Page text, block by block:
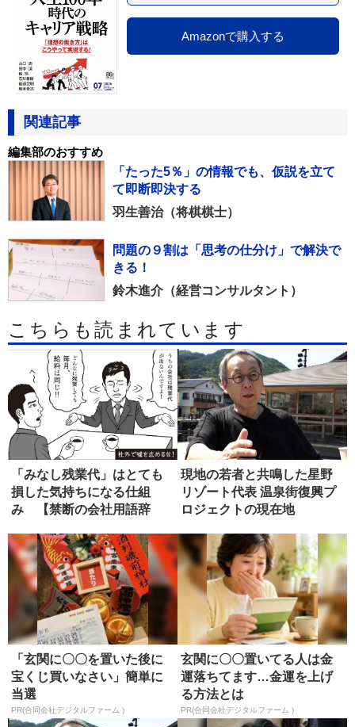
Amazonで購入する
関連記事
編集部のおすすめ
「たった5％」の情報でも、仮説を立て
て即断即決する
羽生善治（将棋棋士）
問題の９割は「思考の仕分け」で解決で
きる！
鈴木進介（経営コンサルタント）
こちらも読まれています
「みなし残業代」はとても
損した気持ちになる仕組
み 【禁断の会社用語辞
現地の若者と共鳴した星野
リゾート代表 温泉街復興プ
ロジェクトの現在地
「玄関に〇〇を置いた後に
宝くじ買いなさい」簡単に
当選
PR(合同会社デジタルファーム )
玄関に〇〇置いてる人は金
運落ちてます…金運を上げ
る方法とは
PR(合同会社デジタルファーム )